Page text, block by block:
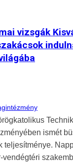
vizsgák
ismét
teljesítménye.
vendégtéri